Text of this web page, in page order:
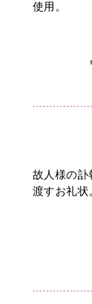
使用。
故人様の訃
渡すお礼状